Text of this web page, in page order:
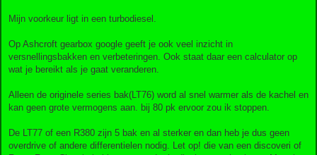
Mijn voorkeur ligt in een turbodiesel.
Op Ashcroft gearbox google geeft je ook veel inzicht in
versnellingsbakken en verbeteringen. Ook staat daar een calculator op
wat je bereikt als je gaat veranderen.
Alleen de originele series bak(LT76) word al snel warmer als de kachel en
kan geen grote vermogens aan. bij 80 pk ervoor zou ik stoppen.
De LT77 of een R380 zijn 5 bak en al sterker en dan heb je dus geen
overdrive of andere differentielen nodig. Let op! die van een discoveri of